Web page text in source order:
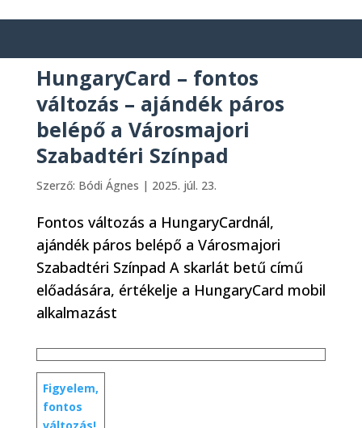
HungaryCard – fontos
változás – ajándék páros
belépő a Városmajori
Szabadtéri Színpad
Szerző: Bódi Ágnes | 2025. júl. 23.
Fontos változás a HungaryCardnál,
ajándék páros belépő a Városmajori
Szabadtéri Színpad A skarlát betű című
előadására, értékelje a HungaryCard mobil
alkalmazást
Figyelem,
fontos